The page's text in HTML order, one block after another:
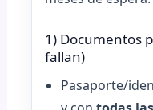
1) Documentos
fallan)
Pasaporte/